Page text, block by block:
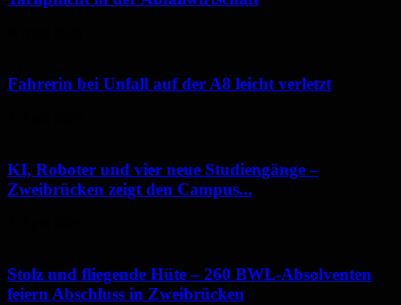
Fahrerin bei Unfall auf der A8 leicht verletzt
KI, Roboter und vier neue Studiengänge –
Zweibrücken zeigt den Campus...
Stolz und fliegende Hüte – 260 BWL-Absolventen
feiern Abschluss in Zweibrücken